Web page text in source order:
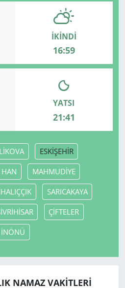
İKINDI
16:59
YATSI
21:41
ESKİŞEHİR
HAN MAHMUDİYE
SARICAKAYA
ÇİFTELER
İNÖNÜ
NAMAZ VAKITLERI